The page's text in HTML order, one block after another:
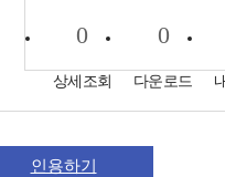
0
상세조회
0
다운로드
인용하기